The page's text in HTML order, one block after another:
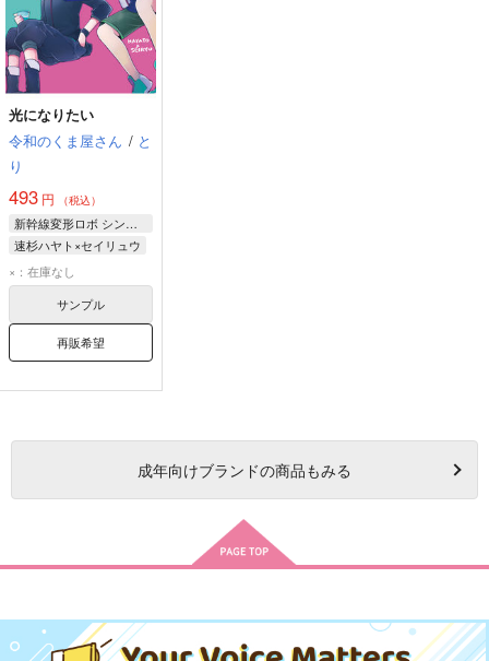
光になりたい
令和のくま屋さん / と
り
493 円 （税込）
新幹線変形ロボ シンカリオン
速杉ハヤト×セイリュウ
セイリュウ
速杉ハヤト
×：在庫なし
サンプル
再販希望
成年向けブランドの商品もみる